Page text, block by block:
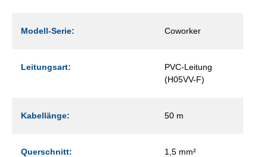
Modell-Serie: Coworker
Leitungsart:
PVC-Leitung
(H05VV-F)
Kabellänge: 50 m
Querschnitt: 1,5 mm²